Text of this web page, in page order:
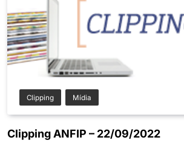
Clipping Mídia
Clipping ANFIP – 22/09/2022